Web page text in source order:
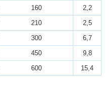
160
2,2
210
2,5
300
6,7
450
9,8
600 15,4